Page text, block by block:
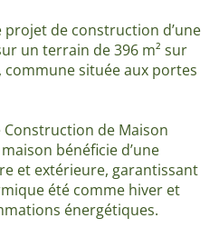
de construction d’une
un terrain de 396 m² sur
située aux portes
Construction de Maison
bénéficie d’une
et extérieure, garantissant
été comme hiver et
énergétiques.